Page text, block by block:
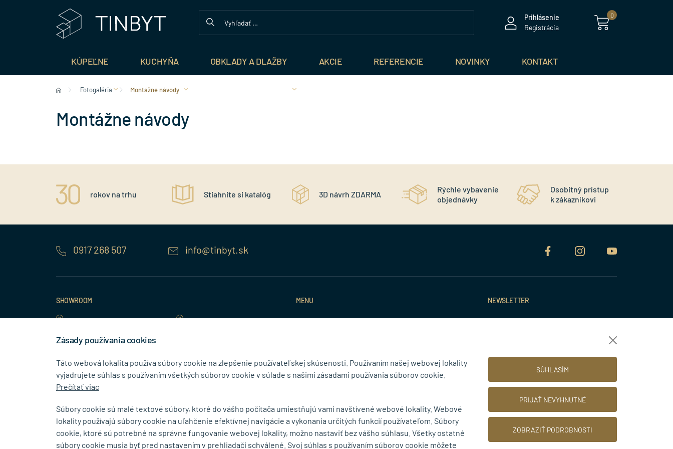
Prihlásenie
Registrácia
0
KÚPEĽNE KUCHYŇA OBKLADY A DLAŽBY AKCIE REFERENCIE NOVINKY KONTAKT
Fotogaléria Montážne návody
Montážne návody
rokov na trhu Stiahnite si katalóg 3D návrh ZDARMA
Rýchle vybavenie
objednávky
Osobitný prístup
k zákazníkovi
0917 268 507 info@tinbyt.sk
SHOWROOM
Bajkalská 5/A
Zobraziť na mape
Budovateľská 75
MENU
O spoločnosti
Cookies
Ochrana osobných údajov
Odstúpiť od zmluvy tu
NEWSLETTER
osobných údajov.
© 2026 TINBYT s.r.o.
Web dizajn: MARLOW DESIGN
Zásady používania cookies
Táto webová lokalita používa súbory cookie na zlepšenie používateľskej skúsenosti. Používaním našej webovej lokality
vyjadrujete súhlas s používaním všetkých súborov cookie v súlade s našimi zásadami používania súborov cookie.
Prečítať viac
Súbory cookie sú malé textové súbory, ktoré do vášho počítača umiestňujú vami navštívené webové lokality. Webové
lokality používajú súbory cookie na uľahčenie efektívnej navigácie a vykonania určitých funkcií používateľom. Súbory
cookie, ktoré sú potrebné na správne fungovanie webovej lokality, možno nastaviť bez vášho súhlasu. Všetky ostatné
súbory cookie musia byť pred nastavením v prehliadači schválené. Svoj súhlas s používaním súborov cookie môžete
SÚHLASÍM
PRIJAŤ NEVYHNUTNÉ
ZOBRAZIŤ PODROBNOSTI